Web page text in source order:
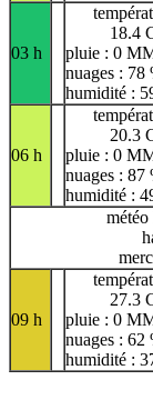
03 h
18.4
pluie : 0
nuages : 78
humidité :
06 h
20.3
pluie : 0
nuages : 87
humidité :
09 h
27.3
pluie : 0
nuages : 62
humidité :